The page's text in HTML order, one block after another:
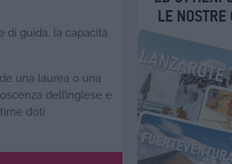
di guida, la capacità
una laurea o una
dell’inglese e
doti